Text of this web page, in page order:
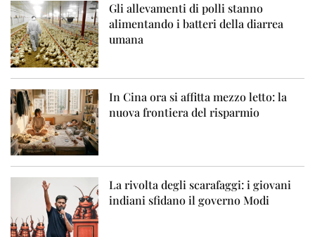
Gli allevamenti di polli stanno
alimentando i batteri della diarrea
umana
In Cina ora si affitta mezzo letto: la
nuova frontiera del risparmio
La rivolta degli scarafaggi: i giovani
indiani sfidano il governo Modi